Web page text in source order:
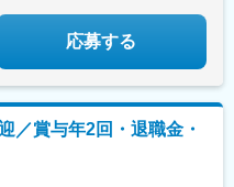
西条駅(広島県)、寺家駅、八丁堀
、徳山駅、金蔵寺駅、川口駅、新
南富山駅前駅、市役所前駅(長野
、泊駅(三重県)、三本松口駅、胡
一宮駅、草津南駅
応募する
／賞与年2回・退職金・